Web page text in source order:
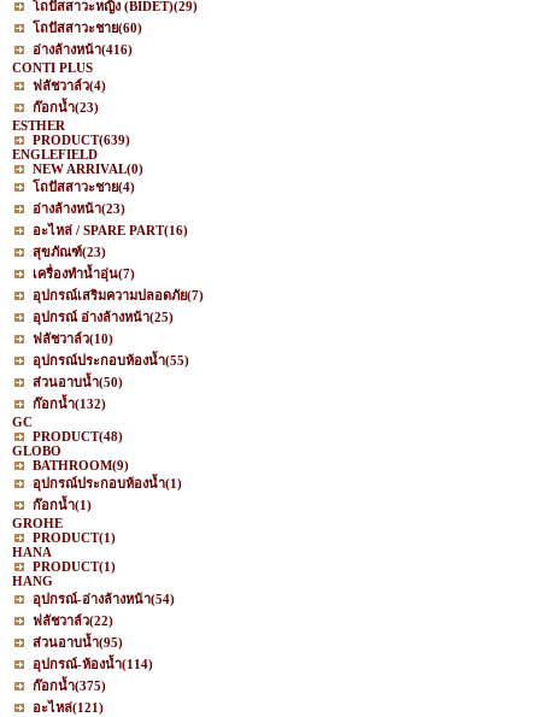
โถปัสสาวะหญิง (BIDET)(29)
โถปัสสาวะชาย(60)
อ่างล้างหน้า(416)
CONTI PLUS
ฟลัชวาล์ว(4)
ก๊อกน้ำ(23)
ESTHER
PRODUCT(639)
ENGLEFIELD
NEW ARRIVAL(0)
โถปัสสาวะชาย(4)
อ่างล้างหน้า(23)
อะไหล่ / SPARE PART(16)
สุขภัณฑ์(23)
เครื่องทำน้ำอุ่น(7)
อุปกรณ์เสริมความปลอดภัย(7)
อุปกรณ์ อ่างล้างหน้า(25)
ฟลัชวาล์ว(10)
อุปกรณ์ประกอบห้องน้ำ(55)
ส่วนอาบน้ำ(50)
ก๊อกน้ำ(132)
GC
PRODUCT(48)
GLOBO
BATHROOM(9)
อุปกรณ์ประกอบห้องน้ำ(1)
ก๊อกน้ำ(1)
GROHE
PRODUCT(1)
HANA
PRODUCT(1)
HANG
อุปกรณ์-อ่างล้างหน้า(54)
ฟลัชวาล์ว(22)
ส่วนอาบน้ำ(95)
อุปกรณ์-ห้องน้ำ(114)
ก๊อกน้ำ(375)
อะไหล่(121)